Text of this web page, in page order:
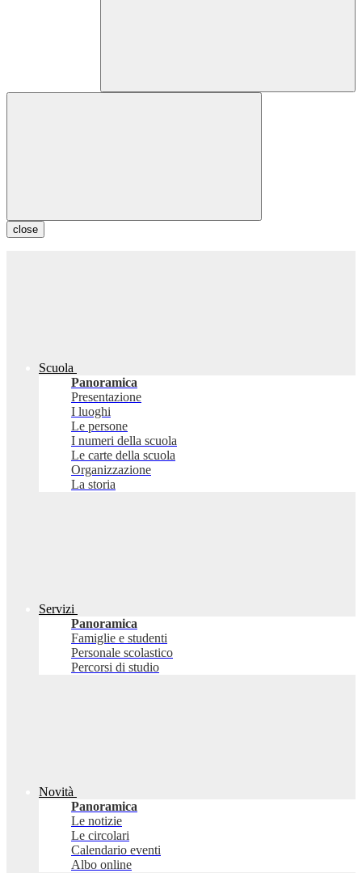
close
Scuola
Panoramica
Presentazione
I luoghi
Le persone
I numeri della scuola
Le carte della scuola
Organizzazione
La storia
Servizi
Panoramica
Famiglie e studenti
Personale scolastico
Percorsi di studio
Novità
Panoramica
Le notizie
Le circolari
Calendario eventi
Albo online